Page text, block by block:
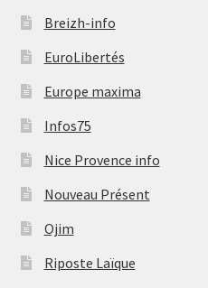
Breizh-info
EuroLibertés
Europe maxima
Infos75
Nice Provence info
Nouveau Présent
Ojim
Riposte Laïque